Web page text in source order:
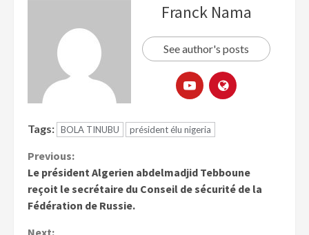
Franck Nama
See author's posts
Tags: BOLA TINUBU président élu nigeria
Previous:
Le président Algerien abdelmadjid Tebboune
reçoit le secrétaire du Conseil de sécurité de la
Fédération de Russie.